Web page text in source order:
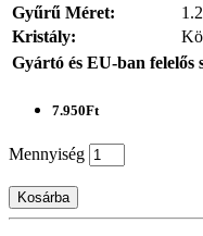
Gyűrű Méret:
Kristály:
Gyártó és EU-ban felelős
7.950Ft
Mennyiség
Kosárba